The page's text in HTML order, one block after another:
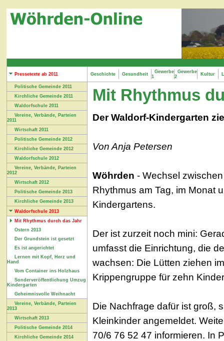
Pressetexte ab 2011 Geschichte Gesundheit
Gewerbe
1
Gewerbe
2
Kultur
Politische Gemeinde 2011
Kirchliche Gemeinde 2011
Waldorfschule 2011
Vereine, Verbände, Parteien
2011
Wirtschaft 2011
Politische Gemeinde 2012
Kirchliche Gemeinde 2012
Waldorfschule 2012
Vereine, Verbände, Parteien
2012
Wirtschaft 2012
Politische Gemeinde 2013
Kirchliche Gemeinde 2013
Waldorfschule 2013
Mit Rhythmus durch das Jahr
Ostern 2013
Der Grundstein ist gesetzt
Es ist angerichtet
Lernen mit Kopf, Herz und
Hand
Vom Container ins Holzhaus
Sonderveröffentlichung Umzug
Kindergarten
Geheimnisvolle Weihnacht
Vereine, Verbände, Parteien
2013
Wirtschaft 2013
Politische Gemeinde 2014
Kirchliche Gemeinde 2014
Mit Rhythmus
Der Waldorf-Kindergarten
Von Anja Petersen
Wöhrden - Wechsel
Rhythmus am Tag, im Monat
Kindergartens.
Der ist zurzeit noch mini:
umfasst die Einrichtung, die
wachsen: Die Lütten ziehen
Krippengruppe für zehn
Die Nachfrage dafür ist groß,
Kleinkinder angemeldet.
70/6 76 52 47 informieren. In